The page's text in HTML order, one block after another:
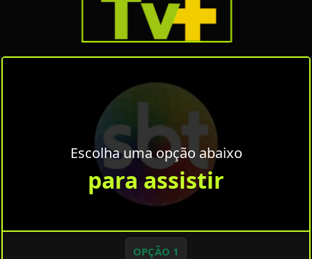
Escolha uma opção abaixo
para assistir
OPÇÃO 1